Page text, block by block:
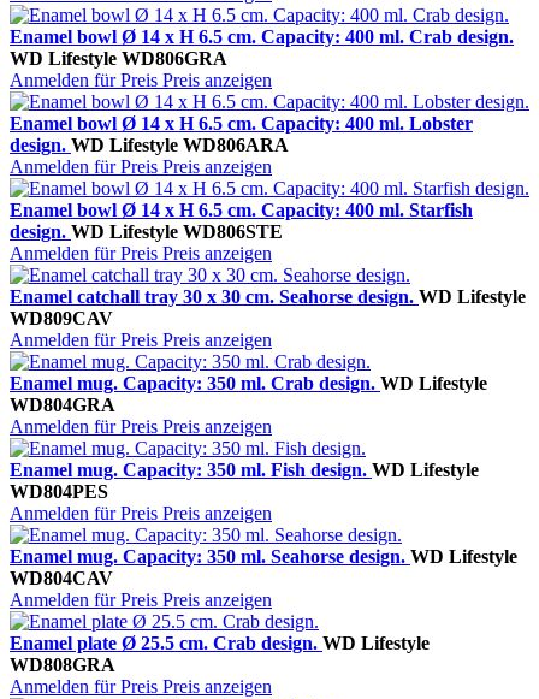
Enamel bowl Ø 14 x H 6.5 cm. Capacity: 400 ml. Crab design.
WD Lifestyle WD806GRA
Anmelden für Preis Preis anzeigen
Enamel bowl Ø 14 x H 6.5 cm. Capacity: 400 ml. Lobster
design. WD Lifestyle WD806ARA
Anmelden für Preis Preis anzeigen
Enamel bowl Ø 14 x H 6.5 cm. Capacity: 400 ml. Starfish
design. WD Lifestyle WD806STE
Anmelden für Preis Preis anzeigen
Enamel catchall tray 30 x 30 cm. Seahorse design. WD Lifestyle
WD809CAV
Anmelden für Preis Preis anzeigen
Enamel mug. Capacity: 350 ml. Crab design. WD Lifestyle
WD804GRA
Anmelden für Preis Preis anzeigen
Enamel mug. Capacity: 350 ml. Fish design. WD Lifestyle
WD804PES
Anmelden für Preis Preis anzeigen
Enamel mug. Capacity: 350 ml. Seahorse design. WD Lifestyle
WD804CAV
Anmelden für Preis Preis anzeigen
Enamel plate Ø 25.5 cm. Crab design. WD Lifestyle
WD808GRA
Anmelden für Preis Preis anzeigen